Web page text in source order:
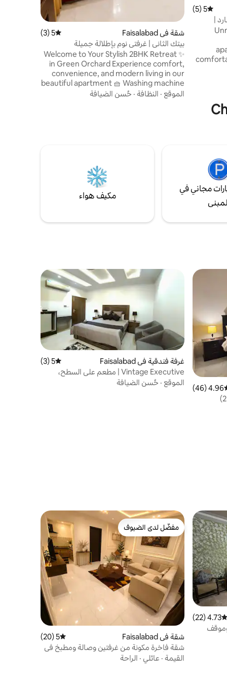
متوسط التقييم 5 من 5، 5 مراجعات
5 (5)
|
شقة في Faisalabad متوسط التقييم 5 من 5، 3 مراجعات
5 (3)
بيتك الثاني | غرفتي نوم بإطلالة جميلة
✨ Welcome to Your Stylish 2BHK Retreat
in Green Orchard Experience comfort,
convenience, and modern living in our
beautiful apartment 🧺 Washing machine
☕ Complimentary tea and coffee 🧹
Stylish, modern interiors
الموقع · النظافة · حُسن الضيافة
مجاني في
مكيف هواء
التقييم 4.96 من 5، 46 مراجعات
4.96 (46)
غرفة فندقية في Faisalabad متوسط التقييم 5 من 5، 3 مراجعات
5 (3)
Vintage Executive | مطعم على السطح،
نيتفليكس |
الموقع · حُسن الضيافة
متوسط التقييم 4.73 من 5، 22 مراجعات
4.73 (22)
مفضّل لدى الضيوف
مفضّل لدى الضيوف
شقة في Faisalabad متوسط التقييم 5 من 5، 20 مراجعات
5 (20)
شقة فاخرة مكونة من غرفتين وصالة ومطبخ في
فيصل أباد مع تسجيل وصول ذاتي
القيمة · عائلي · الراحة